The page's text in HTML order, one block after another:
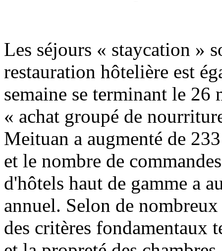
Les séjours « staycation »
restauration hôtelière est
semaine se terminant le 26
« achat groupé de
Meituan a augmenté de
et le nombre de
d'hôtels haut de gamme a
annuel. Selon de
des critères fondamentaux